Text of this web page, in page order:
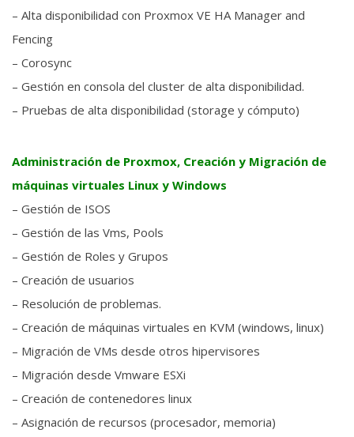
– Alta disponibilidad con Proxmox VE HA Manager and
Fencing
– Corosync
– Gestión en consola del cluster de alta disponibilidad.
– Pruebas de alta disponibilidad (storage y cómputo)
Administración de Proxmox, Creación y Migración de
máquinas virtuales Linux y Windows
– Gestión de ISOS
– Gestión de las Vms, Pools
– Gestión de Roles y Grupos
– Creación de usuarios
– Resolución de problemas.
– Creación de máquinas virtuales en KVM (windows, linux)
– Migración de VMs desde otros hipervisores
– Migración desde Vmware ESXi
– Creación de contenedores linux
– Asignación de recursos (procesador, memoria)